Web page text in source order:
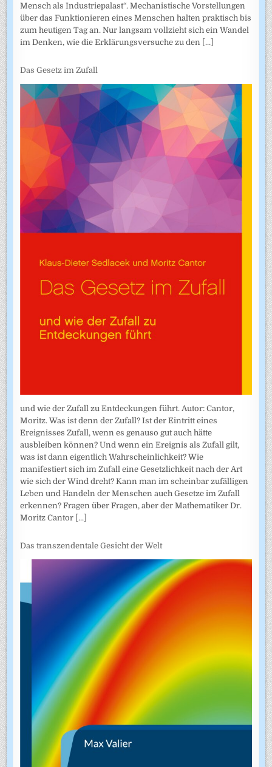
Mensch als Industriepalast“. Mechanistische Vorstellungen
über das Funktionieren eines Menschen halten praktisch bis
zum heutigen Tag an. Nur langsam vollzieht sich ein Wandel
im Denken, wie die Erklärungsversuche zu den [...]
Das Gesetz im Zufall
und wie der Zufall zu Entdeckungen führt. Autor: Cantor,
Moritz. Was ist denn der Zufall? Ist der Eintritt eines
Ereignisses Zufall, wenn es genauso gut auch hätte
ausbleiben können? Und wenn ein Ereignis als Zufall gilt,
was ist dann eigentlich Wahrscheinlichkeit? Wie
manifestiert sich im Zufall eine Gesetzlichkeit nach der Art
wie sich der Wind dreht? Kann man im scheinbar zufälligen
Leben und Handeln der Menschen auch Gesetze im Zufall
erkennen? Fragen über Fragen, aber der Mathematiker Dr.
Moritz Cantor [...]
Das transzendentale Gesicht der Welt